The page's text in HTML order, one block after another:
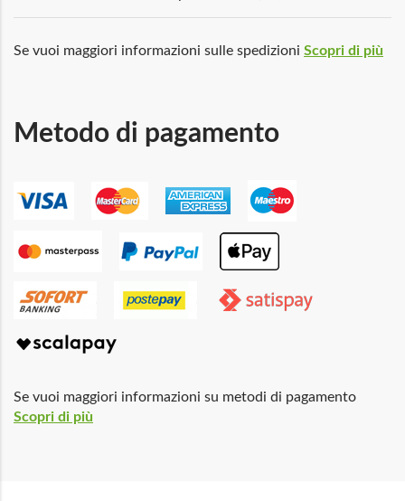
Se vuoi maggiori informazioni sulle spedizioni Scopri di più
Metodo di pagamento
Se vuoi maggiori informazioni su metodi di pagamento
Scopri di più